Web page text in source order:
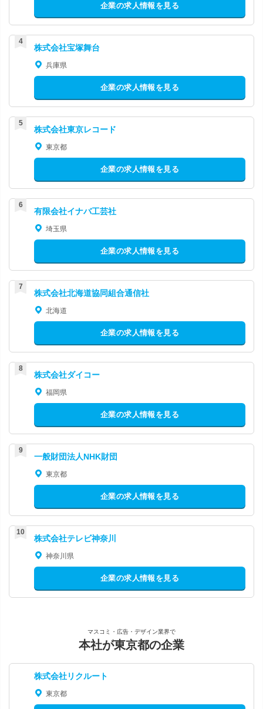
企業の求人情報を見る
株式会社宝塚舞台
兵庫県
企業の求人情報を見る
株式会社東京レコード
東京都
企業の求人情報を見る
有限会社イナバ工芸社
埼玉県
企業の求人情報を見る
株式会社北海道協同組合通信社
北海道
企業の求人情報を見る
株式会社ダイコー
福岡県
企業の求人情報を見る
一般財団法人NHK財団
東京都
企業の求人情報を見る
株式会社テレビ神奈川
神奈川県
企業の求人情報を見る
マスコミ・広告・デザイン業界で
本社が東京都の企業
株式会社リクルート
東京都